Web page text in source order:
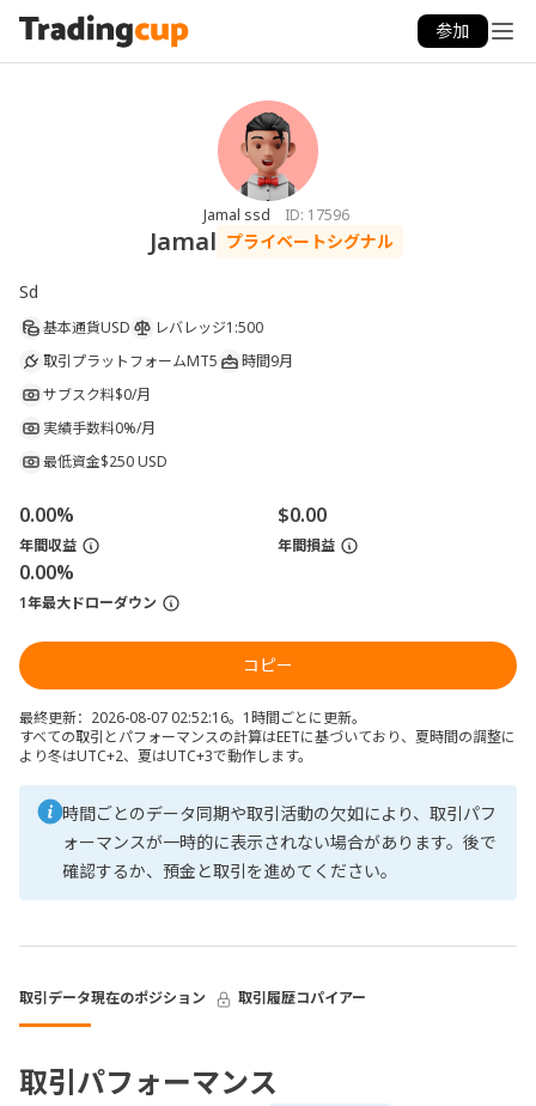
参加
Jamal ssd ID: 17596
Jamal プライベートシグナル
Sd
基本通貨USD レバレッジ1:500
取引プラットフォームMT5 時間9月
サブスク料$0/月
実績手数料0%/月
最低資金$250 USD
0.00%
年間収益
$0.00
年間損益
0.00%
1年最大ドローダウン
コピー
最終更新：2026-08-07 02:52:16。1時間ごとに更新。
すべての取引とパフォーマンスの計算はEETに基づいており、夏時間の調整に
より冬はUTC+2、夏はUTC+3で動作します。
時間ごとのデータ同期や取引活動の欠如により、取引パフ
ォーマンスが一時的に表示されない場合があります。後で
確認するか、預金と取引を進めてください。
取引データ現在のポジション 取引履歴コパイアー
取引パフォーマンス